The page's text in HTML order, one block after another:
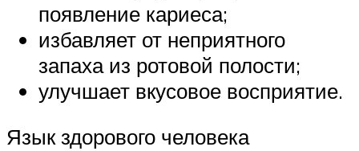
появление кариеса;
избавляет от неприятного
запаха из ротовой полости;
улучшает вкусовое восприятие.
Язык здорового человека